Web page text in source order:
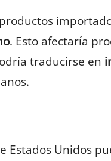
. Esto afectaría
traducirse en
Estados Unidos